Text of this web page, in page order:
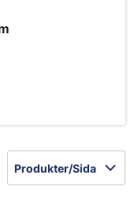
Produkter/Sida